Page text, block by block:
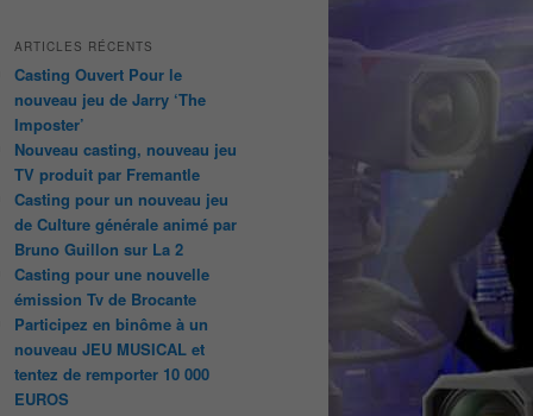
ARTICLES RÉCENTS
Casting Ouvert Pour le
nouveau jeu de Jarry ‘The
Imposter’
Nouveau casting, nouveau jeu
TV produit par Fremantle
Casting pour un nouveau jeu
de Culture générale animé par
Bruno Guillon sur La 2
Casting pour une nouvelle
émission Tv de Brocante
Participez en binôme à un
nouveau JEU MUSICAL et
tentez de remporter 10 000
EUROS